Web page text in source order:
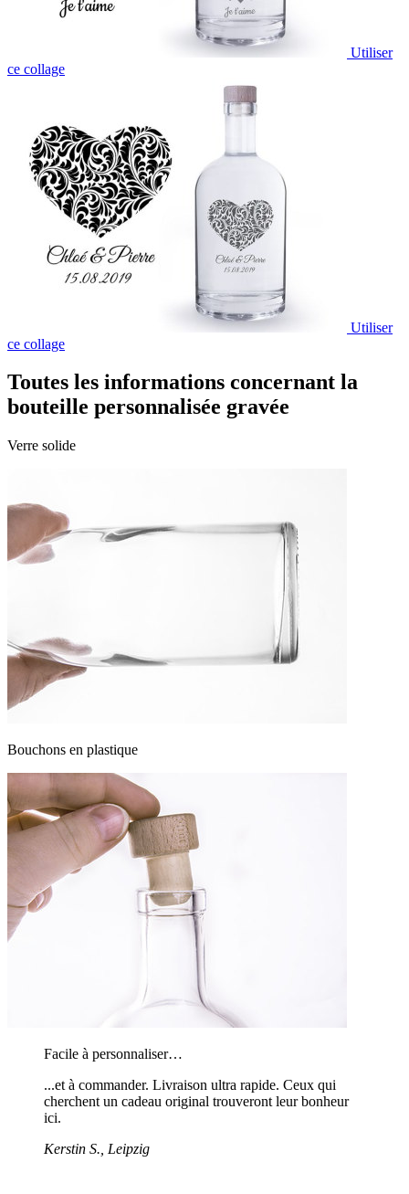
Utiliser
ce collage
Utiliser
ce collage
Toutes les informations concernant la
bouteille personnalisée gravée
Verre solide
Bouchons en plastique
Facile à personnaliser…
...et à commander. Livraison ultra rapide. Ceux qui
cherchent un cadeau original trouveront leur bonheur
ici.
Kerstin S., Leipzig